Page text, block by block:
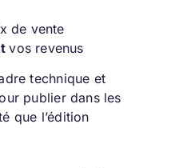
de vente
vos revenus
technique et
publier dans les
que l’édition